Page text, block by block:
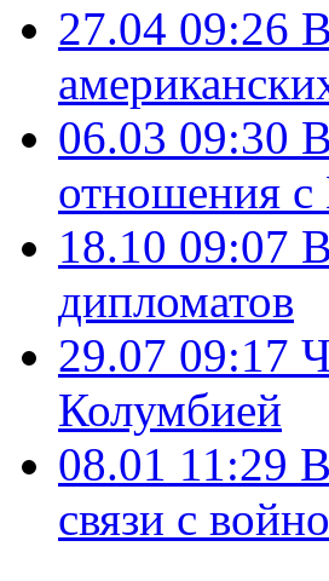
27.04 09:26
06.03 09:30
отношения
18.10 09:07
дипломатов
29.07 09:17
Колумбией
08.01 11:29
связи с